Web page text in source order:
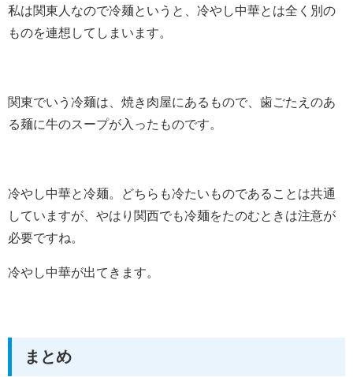
私は関東人なので冷麺というと、冷やし中華とは全く別の
ものを連想してしまいます。
関東でいう冷麺は、焼き肉屋にあるもので、歯ごたえのあ
る麺に牛のスープが入ったものです。
冷やし中華と冷麺。どちらも冷たいものであることは共通
していますが、やはり関西でも冷麺をたのむときは注意が
必要ですね。
冷やし中華が出てきます。
まとめ